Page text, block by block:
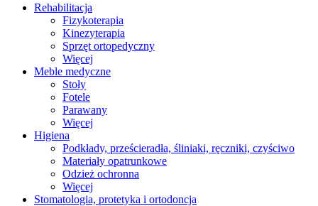
Rehabilitacja
Fizykoterapia
Kinezyterapia
Sprzęt ortopedyczny
Więcej
Meble medyczne
Stoły
Fotele
Parawany
Więcej
Higiena
Podkłady, prześcieradła, śliniaki, ręczniki, czyściwo
Materiały opatrunkowe
Odzież ochronna
Więcej
Stomatologia, protetyka i ortodoncja